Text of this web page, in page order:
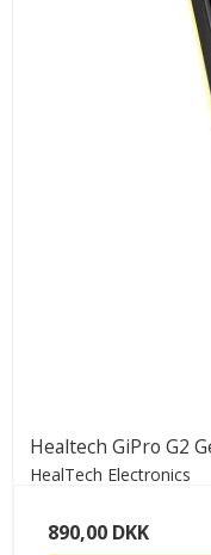
Healtech GiPro G2
HealTech Electronics
890,00 DKK